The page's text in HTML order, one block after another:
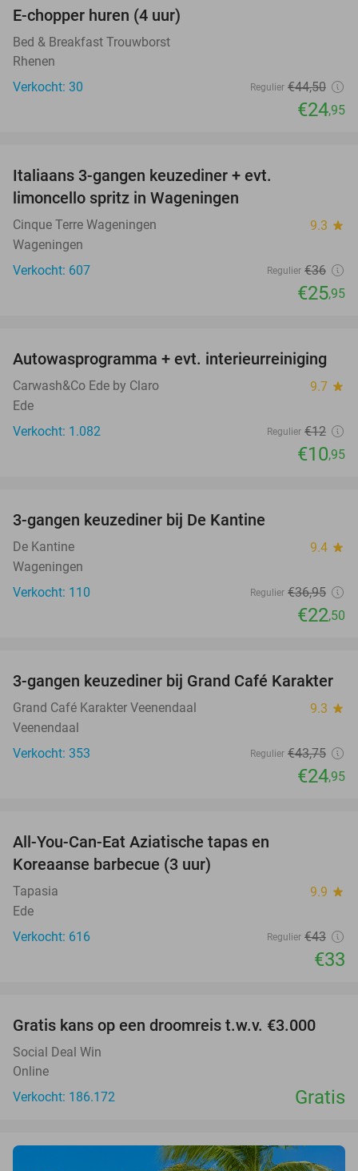
E-chopper huren (4 uur)
Bed & Breakfast Trouwborst
Rhenen
Verkocht: 30
Regulier €44,50
€24,95
Italiaans 3-gangen keuzediner + evt.
limoncello spritz in Wageningen
Cinque Terre Wageningen 9.3 star
Wageningen
Verkocht: 607
Regulier €36
€25,95
9%
Autowasprogramma + evt. interieurreiniging
Carwash&Co Ede by Claro 9.7 star
Ede
Verkocht: 1.082
Regulier €12
€10,95
3-gangen keuzediner bij De Kantine
De Kantine 9.4 star
Wageningen
Verkocht: 110
Regulier €36,95
€22,50
43%
3-gangen keuzediner bij Grand Café Karakter
Grand Café Karakter Veenendaal 9.3 star
Veenendaal
Verkocht: 353
Regulier €43,75
€24,95
All-You-Can-Eat Aziatische tapas en
Koreaanse barbecue (3 uur)
Tapasia 9.9 star
Ede
Verkocht: 616
Regulier €43
€33
Gratis kans op een droomreis t.w.v. €3.000
Social Deal Win
Online
Verkocht: 186.172
Gratis